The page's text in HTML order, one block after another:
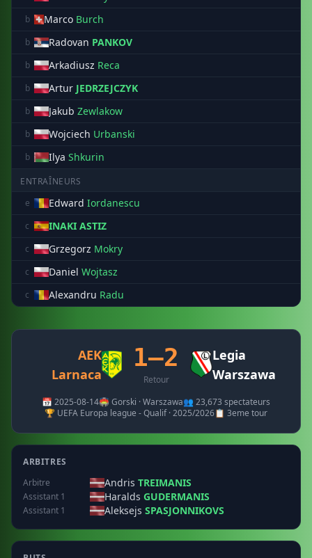
b Marco Burch
b Radovan PANKOV
b Arkadiusz Reca
b Artur JEDRZEJCZYK
b Jakub Zewlakow
b Wojciech Urbanski
b Ilya Shkurin
ENTRAÎNEURS
e
Edward Iordanescu
c INAKI ASTIZ
c Grzegorz Mokry
c Daniel Wojtasz
c Alexandru Radu
AEK
Larnaca
1–2
Retour
Legia
Warszawa
📅 2025-08-14🏟️ Gorski · Warszawa👥 23,673 spectateurs
🏆 UEFA Europa league - Qualif · 2025/2026📋 3eme tour
ARBITRES
Arbitre
Andris TREIMANIS
Assistant 1 Haralds GUDERMANIS
Assistant 1 Aleksejs SPASJONNIKOVS